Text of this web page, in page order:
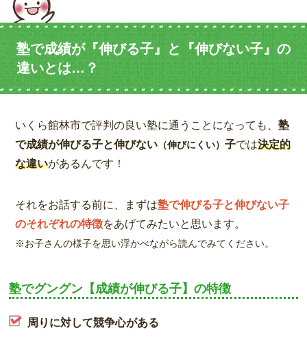
塾で成績が『伸びる子』と『伸びない子』の
違いとは…？
いくら館林市で評判の良い塾に通うことになっても、塾
で成績が伸びる子と伸びない （伸びにくい）子では決定的
な違いがあるんです！
それをお話する前に、まずは塾で伸びる子と伸びない子
のそれぞれの特徴をあげてみたいと思います。
※お子さんの様子を思い浮かべながら読んでみてください。
塾でグングン【成績が伸びる子】の特徴
周りに対して競争心がある